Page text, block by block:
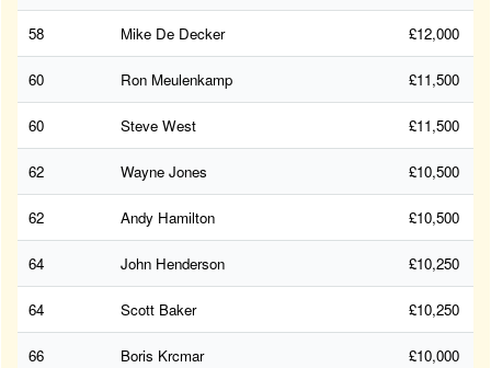
58 Mike De Decker £12,000
60 Ron Meulenkamp £11,500
60 Steve West £11,500
62 Wayne Jones £10,500
62 Andy Hamilton £10,500
64 John Henderson £10,250
64 Scott Baker £10,250
66 Boris Krcmar £10,000